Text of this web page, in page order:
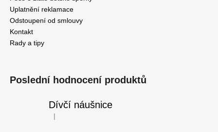
Uplatnění reklamace
Odstoupení od smlouvy
Kontakt
Rady a tipy
Poslední hodnocení produktů
Dívčí náušnice
Hodnocení produktu je 5 z 5 hvězdiček.
|